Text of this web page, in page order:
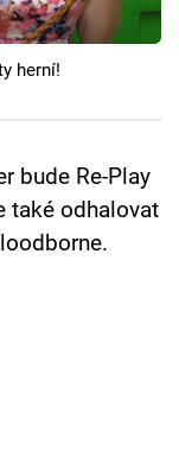
herní!
bude Re-Play
také odhalovat